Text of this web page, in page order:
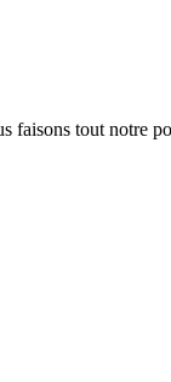
faisons tout notre